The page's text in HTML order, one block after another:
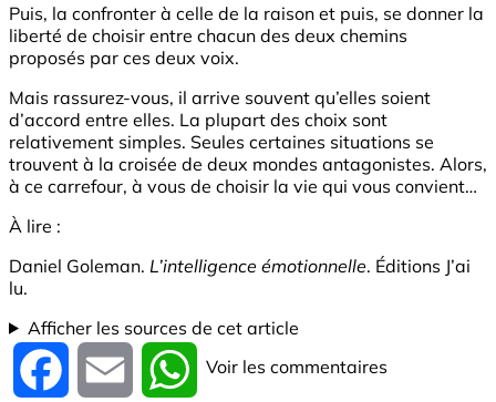
Puis, la confronter à celle de la raison et puis, se donner la
liberté de choisir entre chacun des deux chemins
proposés par ces deux voix.
Mais rassurez-vous, il arrive souvent qu’elles soient
d’accord entre elles. La plupart des choix sont
relativement simples. Seules certaines situations se
trouvent à la croisée de deux mondes antagonistes. Alors,
à ce carrefour, à vous de choisir la vie qui vous convient…
À lire :
Daniel Goleman. L’intelligence émotionnelle. Éditions J’ai
lu.
Afficher les sources de cet article
Facebook Email WhatsApp
Voir les commentaires